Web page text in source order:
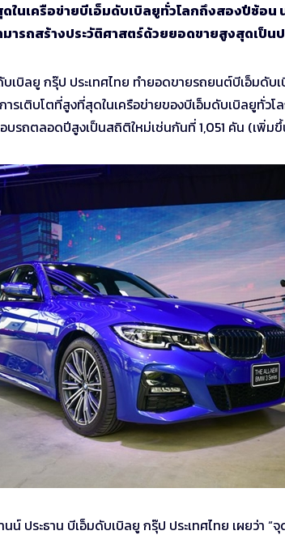
ในเครือข่ายบีเอ็มดับเบิลยูทั่วโลกถึงสองปีซ้อ
ารถสร้างประวัติศาสตร์ด้วยยอดขายสูงสุดเป็น
เบิลยู กรุ๊ป ประเทศไทย ทำยอดขายรถยนต์บีเอ็มดั
ารเติบโตที่สูงที่สุดในเครือข่ายของบีเอ็มดับเบิลยูทั่
บรถตลอดปีสูงเป็นสถิติใหม่เช่นกันที่ 1,051 คัน (เพิ่ม
น์ ประธาน บีเอ็มดับเบิลยู กรุ๊ป ประเทศไทย เผยว่า